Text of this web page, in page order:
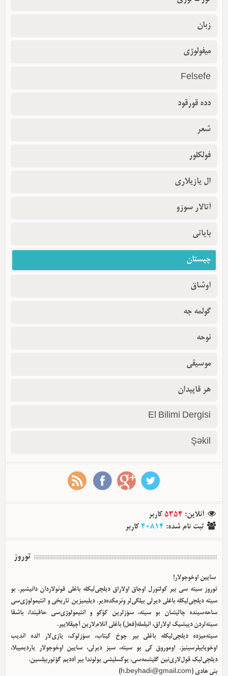
زبان
میفولوژی
Felsefe
دده قورقود
شعر
فولکلور
ال یازیلاری
آتالار سوزو
بایاتی
چیستان
اوشاق
گولمه جه
نوحه
موسیقی
هر قاپیدان
El Bilimi Dergisi
Şəkil
آنلاین:
5354 کاربر
ثبت نام شده:
40814 کاربر
توروز
سایین اوخوجولار!
توروز سیته سی بیر کولتورل اوجاق اولا‌راق دیلچی‌لیکله باغلی قونولاردان دانیشیر. بو
سیته دیلچی‌لیکله باغلی دیرلی بیلگی‌لر وئرمکده‌دیر. دیلیمیزین تاریخی و ائتیمولوژی‌سی
ساحه‌سینده چالیشان بو سیته، سؤزلرین کؤکو و ائتیمولوژی‌سی حاقیندا، باشقا
سیته‌لردن دییشیک اولا‌راق، ائیلمله(فعل) باغلی آنلام‌لارین آچیقلاییر.
سیته‌میزده دیلچی‌لیکله باغلی بیر چوخ کیتاب، سؤزلوک، یازی‌لار الده ائدیب
اوخویابیلرسینیز. اوموروق کی بو سیته، سیز دیرلی، سایین اوخوجولار یاردیمییلا،
دیلچی‌لیک قول‌لاری‌نین گلیشمه‌سی، یوکسلیشی یولوندا بیر آددیم گؤتوربیلسین.
بئی هادی (h.beyhadi@gmail.com
)